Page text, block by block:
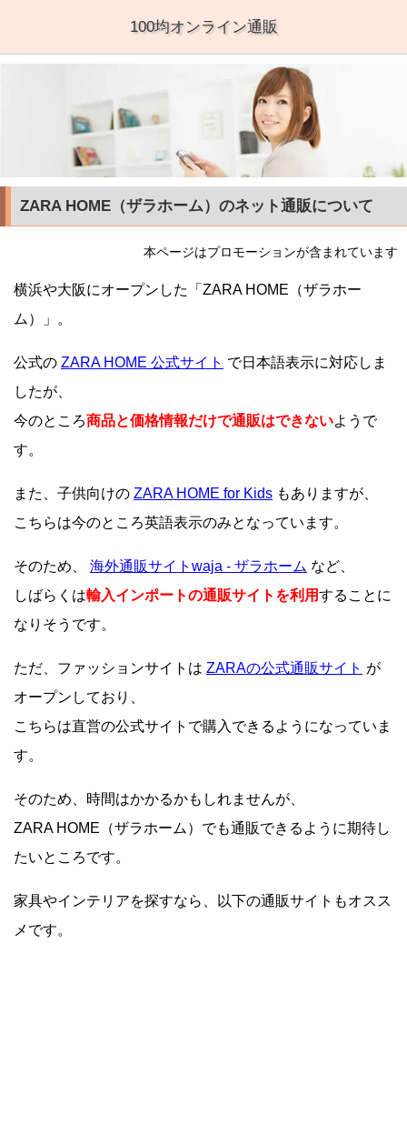
100均オンライン通販
ZARA HOME（ザラホーム）のネット通販について
本ページはプロモーションが含まれています
横浜や大阪にオープンした「ZARA HOME（ザラホー
ム）」。
公式の ZARA HOME 公式サイト で日本語表示に対応しま
したが、
今のところ商品と価格情報だけで通販はできないようで
す。
また、子供向けの ZARA HOME for Kids もありますが、
こちらは今のところ英語表示のみとなっています。
そのため、 海外通販サイトwaja - ザラホーム など、
しばらくは輸入インポートの通販サイトを利用することに
なりそうです。
ただ、ファッションサイトは ZARAの公式通販サイト が
オープンしており、
こちらは直営の公式サイトで購入できるようになっていま
す。
そのため、時間はかかるかもしれませんが、
ZARA HOME（ザラホーム）でも通販できるように期待し
たいところです。
家具やインテリアを探すなら、以下の通販サイトもオスス
メです。